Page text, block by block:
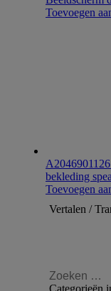
Toevoegen
bekleding
Toevoegen
Vertalen /
Zoeken:
Categorieën